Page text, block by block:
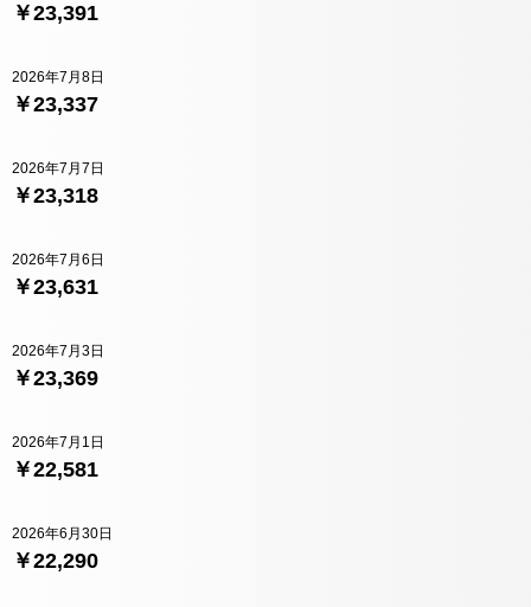
￥23,391
￥23,337
2026年7月8日
￥23,318
2026年7月7日
￥23,631
2026年7月6日
￥23,369
2026年7月3日
￥22,581
2026年7月1日
￥22,290
2026年6月30日